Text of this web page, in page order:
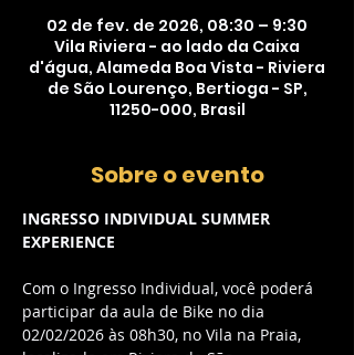
02 de fev. de 2026, 08:30 – 9:30
Vila Riviera - ao lado da Caixa
d'água, Alameda Boa Vista - Riviera
de São Lourenço, Bertioga - SP,
11250-000, Brasil
Sobre o evento
INGRESSO INDIVIDUAL SUMMER
EXPERIENCE
Com o Ingresso Individual, você poderá
participar da aula de Bike no dia
02/02/2026 às 08h30, no Vila na Praia,